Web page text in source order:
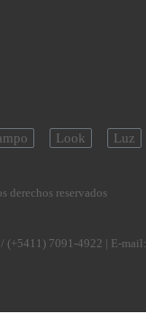
Look Luz
derechos reservados
/ (+5411) 7091-4922 | E-mail: